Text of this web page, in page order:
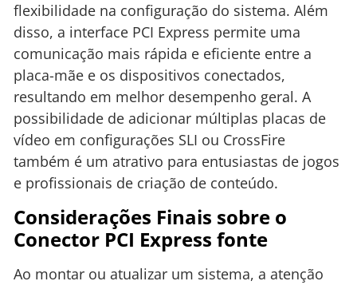
flexibilidade na configuração do sistema. Além
disso, a interface PCI Express permite uma
comunicação mais rápida e eficiente entre a
placa-mãe e os dispositivos conectados,
resultando em melhor desempenho geral. A
possibilidade de adicionar múltiplas placas de
vídeo em configurações SLI ou CrossFire
também é um atrativo para entusiastas de jogos
e profissionais de criação de conteúdo.
Considerações Finais sobre o
Conector PCI Express fonte
Ao montar ou atualizar um sistema, a atenção